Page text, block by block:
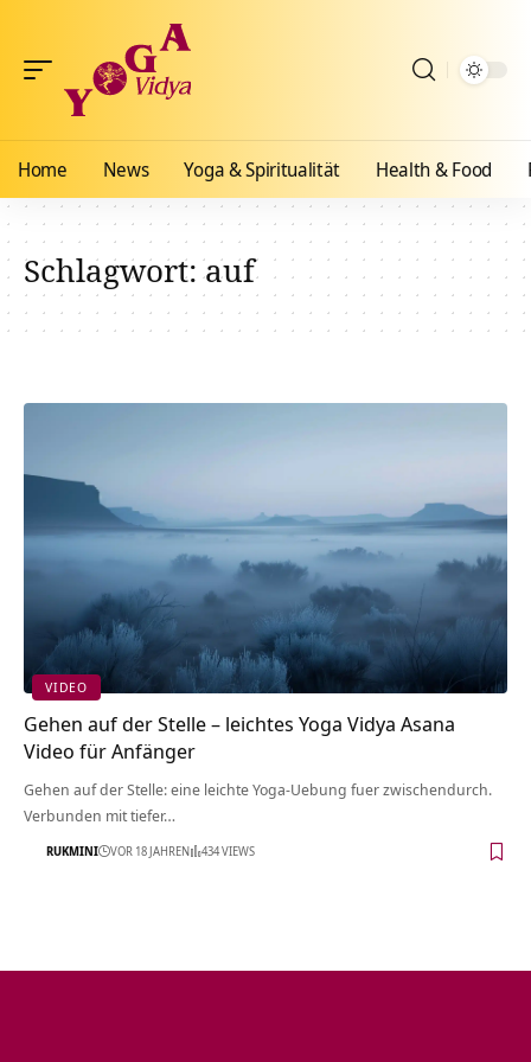
Home News Yoga & Spiritualität Health & Food
Schlagwort:auf
VIDEO
Gehen auf der Stelle – leichtes Yoga Vidya Asana
Video für Anfänger
Gehen auf der Stelle: eine leichte Yoga-Uebung fuer zwischendurch.
Verbunden mit tiefer…
RUKMINI VOR 18 JAHREN 434 VIEWS